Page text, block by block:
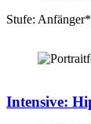
Stufe:
Intensive: